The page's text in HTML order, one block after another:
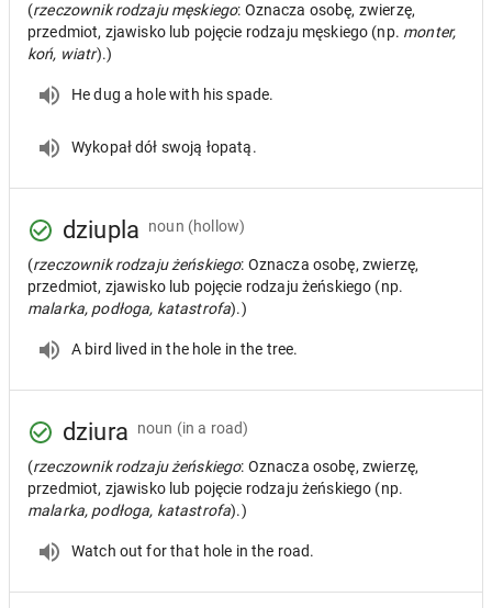
(rzeczownik rodzaju męskiego: Oznacza osobę, zwierzę,
przedmiot, zjawisko lub pojęcie rodzaju męskiego (np. monter,
koń, wiatr).)
He dug a hole with his spade.
Wykopał dół swoją łopatą.
dziupla noun (hollow)
(rzeczownik rodzaju żeńskiego: Oznacza osobę, zwierzę,
przedmiot, zjawisko lub pojęcie rodzaju żeńskiego (np.
malarka, podłoga, katastrofa).)
A bird lived in the hole in the tree.
dziura noun (in a road)
(rzeczownik rodzaju żeńskiego: Oznacza osobę, zwierzę,
przedmiot, zjawisko lub pojęcie rodzaju żeńskiego (np.
malarka, podłoga, katastrofa).)
Watch out for that hole in the road.